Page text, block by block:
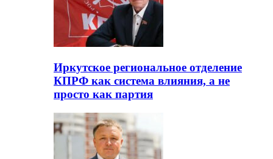
Иркутское региональное отделение
КПРФ как система влияния, а не
просто как партия